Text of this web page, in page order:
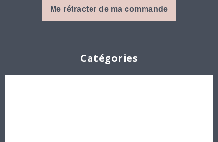
Me rétracter de ma commande
Catégories